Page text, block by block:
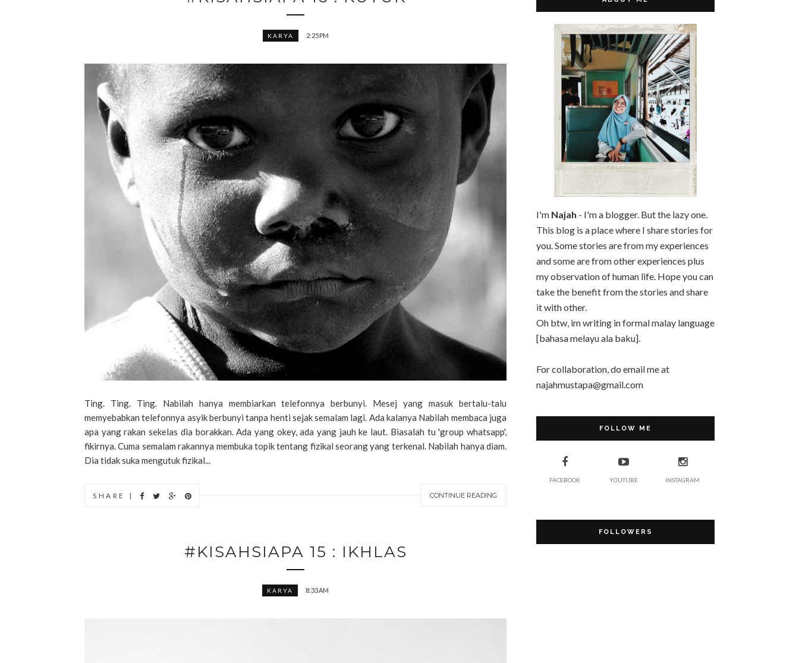
KARYA 2:25 PM
Ting. Ting. Ting. Nabilah hanya membiarkan telefonnya berbunyi. Mesej yang masuk bertalu-talu
memyebabkan telefonnya asyik berbunyi tanpa henti sejak semalam lagi. Ada kalanya Nabilah membaca juga
apa yang rakan sekelas dia borakkan. Ada yang okey, ada yang jauh ke laut. Biasalah tu 'group whatsapp',
fikirnya. Cuma semalam rakannya membuka topik tentang fizikal seorang yang terkenal. Nabilah hanya diam.
Dia tidak suka mengutuk fizikal...
CONTINUE READING
SHARE |
#KISAHSIAPA 15 : IKHLAS
KARYA 8:33 AM
I'm Najah - I'm a blogger. But the lazy one.
This blog is a place where I share stories for
you. Some stories are from my experiences
and some are from other experiences plus
my observation of human life. Hope you can
take the benefit from the stories and share
it with other.
Oh btw, im writing in formal malay language
[bahasa melayu ala baku].
For collaboration, do email me at
najahmustapa@gmail.com
FOLLOW ME
FACEBOOK YOUTUBE INSTAGRAM
FOLLOWERS